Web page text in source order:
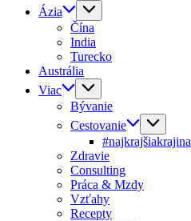
Ázia
Čína
India
Turecko
Austrália
Viac
Bývanie
Cestovanie
#najkrajšiakrajina
Zdravie
Consulting
Práca & Mzdy
Vzťahy
Recepty